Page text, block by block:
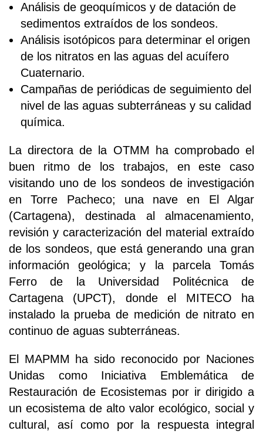
Análisis de geoquímicos y de datación de
sedimentos extraídos de los sondeos.
Análisis isotópicos para determinar el origen
de los nitratos en las aguas del acuífero
Cuaternario.
Campañas de periódicas de seguimiento del
nivel de las aguas subterráneas y su calidad
química.
La directora de la OTMM ha comprobado el
buen ritmo de los trabajos, en este caso
visitando uno de los sondeos de investigación
en Torre Pacheco; una nave en El Algar
(Cartagena), destinada al almacenamiento,
revisión y caracterización del material extraído
de los sondeos, que está generando una gran
información geológica; y la parcela Tomás
Ferro de la Universidad Politécnica de
Cartagena (UPCT), donde el MITECO ha
instalado la prueba de medición de nitrato en
continuo de aguas subterráneas.
El MAPMM ha sido reconocido por Naciones
Unidas como Iniciativa Emblemática de
Restauración de Ecosistemas por ir dirigido a
un ecosistema de alto valor ecológico, social y
cultural, así como por la respuesta integral